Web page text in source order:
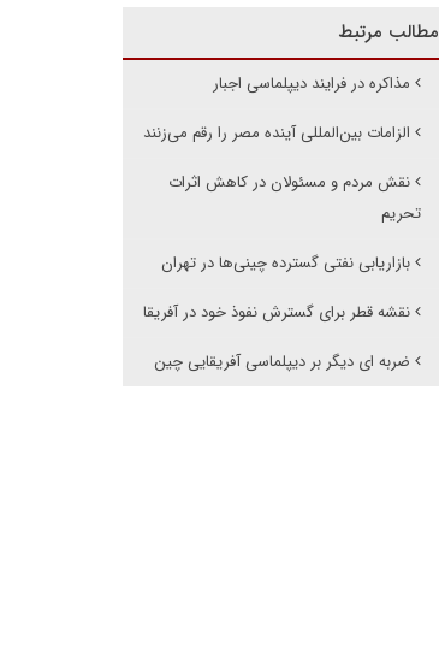
مطالب مرتبط
مذاکره در فرایند دیپلماسی اجبار
الزامات بین‌المللی آینده مصر را رقم می‌زنند
نقش مردم و مسئولان در کاهش اثرات
تحریم
بازاریابی‌ نفتی گسترده چینی‌ها در تهران
نقشه قطر برای گسترش نفوذ خود در آفریقا
ضربه ای دیگر بر دیپلماسی آفریقایی چین